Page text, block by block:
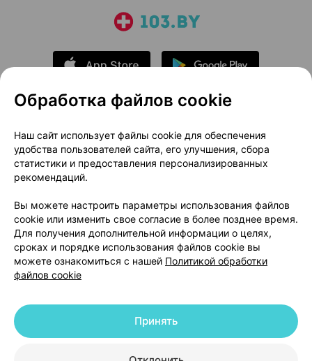
О проекте
Новости проекта
Размещение рекламы
Медицинский маркетинг
Публичный договор
Доставка
Способы оплаты
Вакансии
Партнеры
Написать руководителю 103.by
Написать в поддержку
Персональные настройки Cookie
© 2026 ООО «Артокс Лаб», УНП 191700409 | 220012, Республика Беларусь,
+375 291212755
Обработка файлов cookie
Наш сайт использует файлы cookie для обеспечения
удобства пользователей сайта, его улучшения, сбора
статистики и предоставления персонализированных
рекомендаций.
Вы можете настроить параметры использования файлов
cookie или изменить свое согласие в более позднее время.
Для получения дополнительной информации о целях,
сроках и порядке использования файлов cookie вы
можете ознакомиться с нашей Политикой обработки
файлов cookie
Принять